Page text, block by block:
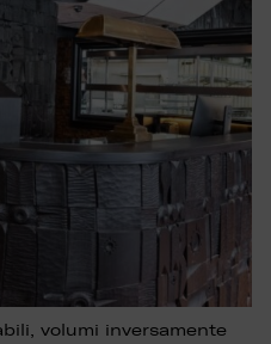
volumi inversamente